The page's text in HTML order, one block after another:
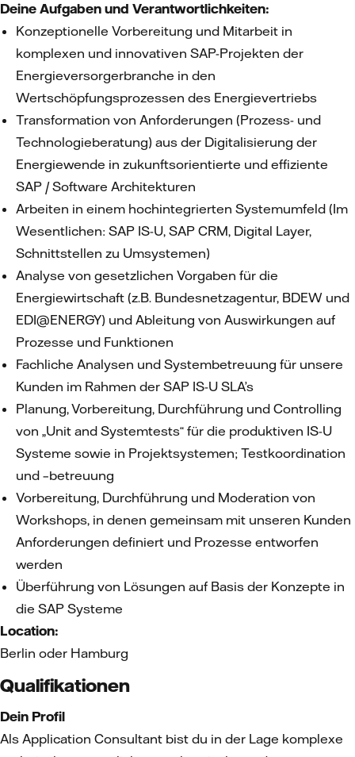
Deine Aufgaben und Verantwortlichkeiten:
Konzeptionelle Vorbereitung und Mitarbeit in
komplexen und innovativen SAP-Projekten der
Energieversorgerbranche in den
Wertschöpfungsprozessen des Energievertriebs
Transformation von Anforderungen (Prozess- und
Technologieberatung) aus der Digitalisierung der
Energiewende in zukunftsorientierte und effiziente
SAP / Software Architekturen
Arbeiten in einem hochintegrierten Systemumfeld (Im
Wesentlichen: SAP IS-U, SAP CRM, Digital Layer,
Schnittstellen zu Umsystemen)
Analyse von gesetzlichen Vorgaben für die
Energiewirtschaft (z.B. Bundesnetzagentur, BDEW und
EDI@ENERGY) und Ableitung von Auswirkungen auf
Prozesse und Funktionen
Fachliche Analysen und Systembetreuung für unsere
Kunden im Rahmen der SAP IS-U SLA’s
Planung, Vorbereitung, Durchführung und Controlling
von „Unit and Systemtests“ für die produktiven IS-U
Systeme sowie in Projektsystemen; Testkoordination
und –betreuung
Vorbereitung, Durchführung und Moderation von
Workshops, in denen gemeinsam mit unseren Kunden
Anforderungen definiert und Prozesse entworfen
werden
Überführung von Lösungen auf Basis der Konzepte in
die SAP Systeme
Location:
Berlin oder Hamburg
Qualifikationen
Dein Profil
Als Application Consultant bist du in der Lage komplexe